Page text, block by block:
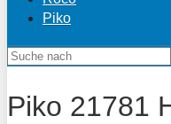
Piko
Piko 21781